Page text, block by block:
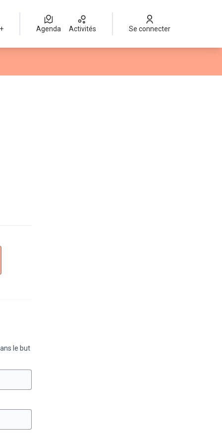
Agenda Activités Se connecter
le but